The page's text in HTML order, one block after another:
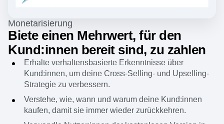
Monetarisierung
Biete einen Mehrwert, für den
Kund:innen bereit sind, zu zahlen
Erhalte verhaltensbasierte Erkenntnisse über
Kund:innen, um deine Cross-Selling- und Upselling-
Strategie zu verbessern.
Verstehe, wie, wann und warum deine Kund:innen